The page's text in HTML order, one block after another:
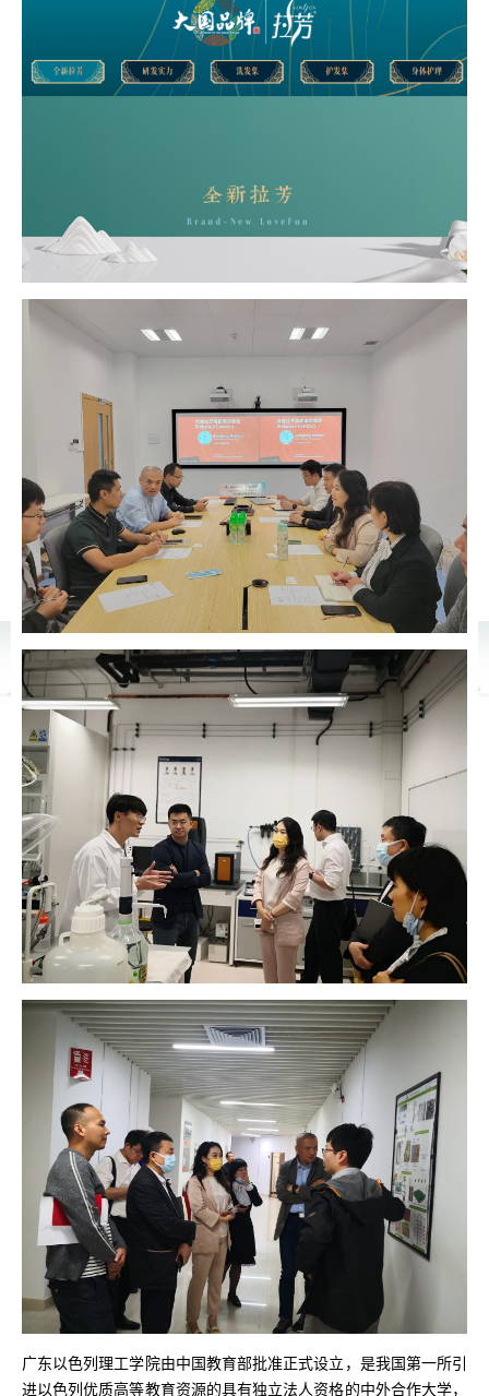
广东以色列理工学院由中国教育部批准正式设立，是我国第一所引
进以色列优质高等教育资源的具有独立法人资格的中外合作大学，